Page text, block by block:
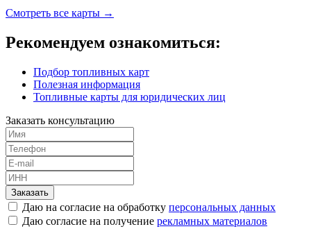
Смотреть все карты →
Рекомендуем ознакомиться:
Подбор топливных карт
Полезная информация
Топливные карты для юридических лиц
Заказать консультацию
Заказать
Даю на согласие на обработку персональных данных
Даю согласие на получение рекламных материалов